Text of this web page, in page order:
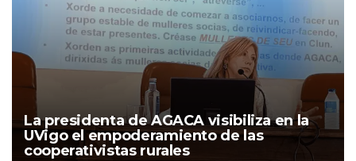
La presidenta de AGACA visibiliza en la
UVigo el empoderamiento de las
cooperativistas rurales